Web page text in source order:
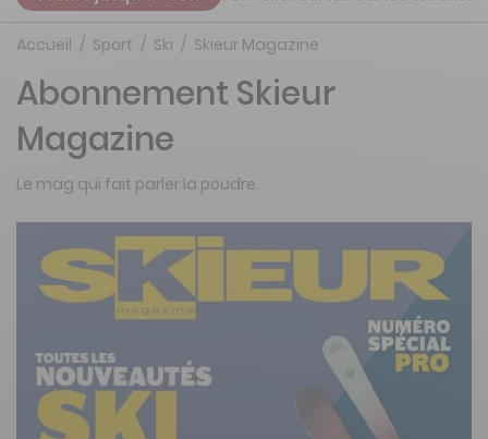
Accueil Sport Ski Skieur Magazine
Abonnement Skieur
Magazine
Le mag qui fait parler la poudre.